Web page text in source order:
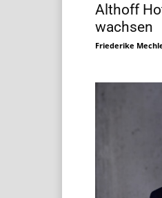
Althoff
wachsen
Friederike